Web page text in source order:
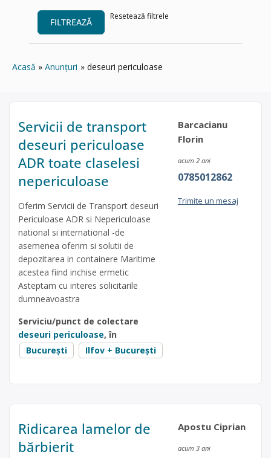
FILTREAZĂ
Resetează filtrele
Acasă Anunțuri deseuri periculoase
Servicii de transport
deseuri periculoase
ADR toate claselesi
nepericuloase
Oferim Servicii de Transport deseuri
Periculoase ADR si Nepericuloase
national si international -de
asemenea oferim si solutii de
depozitarea in containere Maritime
acestea fiind inchise ermetic
Asteptam cu interes solicitarile
dumneavoastra
Serviciu/punct de colectare
deseuri periculoase, în
București
Ilfov + București
Barcacianu
Florin
acum 2 ani
0785012862
Trimite un mesaj
Ridicarea lamelor de
bărbierit
Apostu Ciprian
acum 3 ani